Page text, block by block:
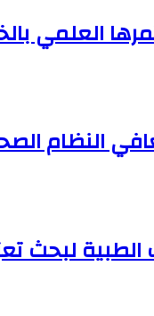
العلمي
النظام
لبحث